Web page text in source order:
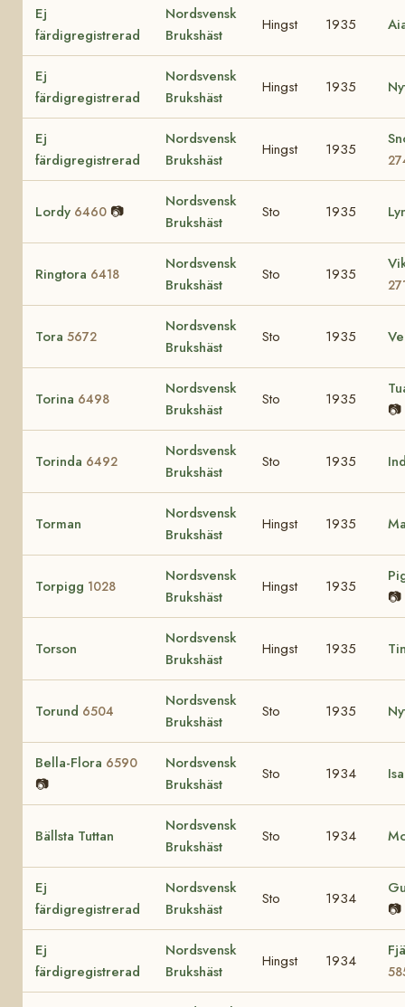
Ej
färdigregistrerad
Nordsvensk
Brukshäst
Hingst 1935
Ej
färdigregistrerad
Nordsvensk
Brukshäst
Hingst 1935
Ej
färdigregistrerad
Nordsvensk
Brukshäst
Hingst 1935
Lordy 6460 📷
Nordsvensk
Brukshäst
Sto 1935
Ringtora 6418
Nordsvensk
Brukshäst
Sto 1935
Tora 5672
Nordsvensk
Brukshäst
Sto 1935
Torina 6498
Nordsvensk
Brukshäst
Sto 1935
📷
Torinda 6492
Nordsvensk
Brukshäst
Sto 1935
Torman
Nordsvensk
Brukshäst
Hingst 1935
Torpigg 1028
Nordsvensk
Brukshäst
Hingst 1935
📷
Torson
Nordsvensk
Brukshäst
Hingst 1935
Torund 6504
Nordsvensk
Brukshäst
Sto 1935
Bella-Flora 6590
📷
Nordsvensk
Brukshäst
Sto 1934
Bällsta Tuttan
Nordsvensk
Brukshäst
Sto 1934
Ej
färdigregistrerad
Nordsvensk
Brukshäst
Sto 1934
📷
Ej
färdigregistrerad
Nordsvensk
Brukshäst
Hingst 1934